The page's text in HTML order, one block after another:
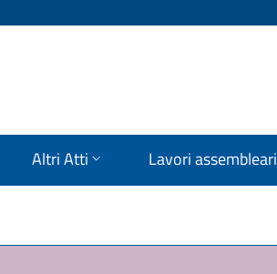
Altri Atti Lavori assembleari